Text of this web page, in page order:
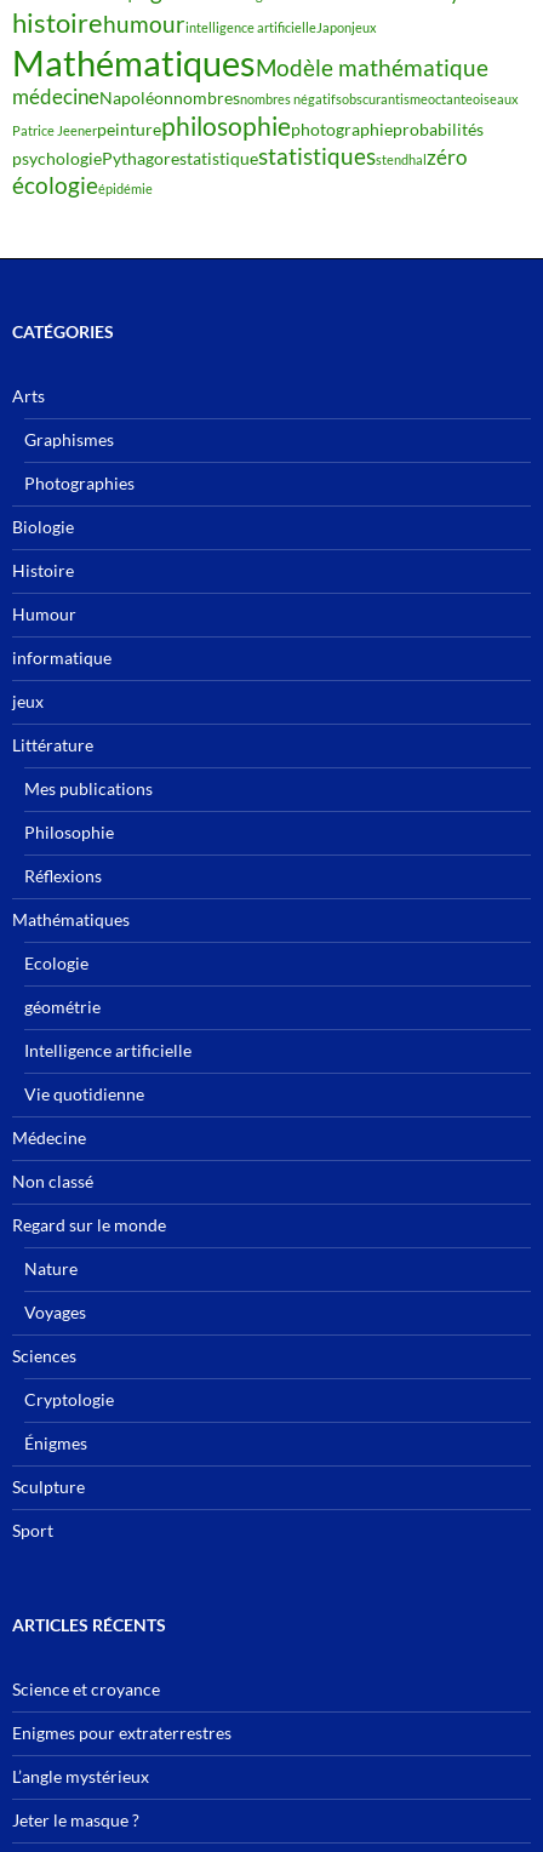
histoirehumourintelligence artificielleJaponjeux
MathématiquesModèle mathématique
médecineNapoléonnombresnombres négatifsobscurantismeoctanteoiseaux
Patrice Jeenerpeinturephilosophiephotographieprobabilités
psychologiePythagorestatistiquestatistiquesstendhalzéro
écologieépidémie
CATÉGORIES
Arts
Graphismes
Photographies
Biologie
Histoire
Humour
informatique
jeux
Littérature
Mes publications
Philosophie
Réflexions
Mathématiques
Ecologie
géométrie
Intelligence artificielle
Vie quotidienne
Médecine
Non classé
Regard sur le monde
Nature
Voyages
Sciences
Cryptologie
Énigmes
Sculpture
Sport
ARTICLES RÉCENTS
Science et croyance
Enigmes pour extraterrestres
L’angle mystérieux
Jeter le masque ?